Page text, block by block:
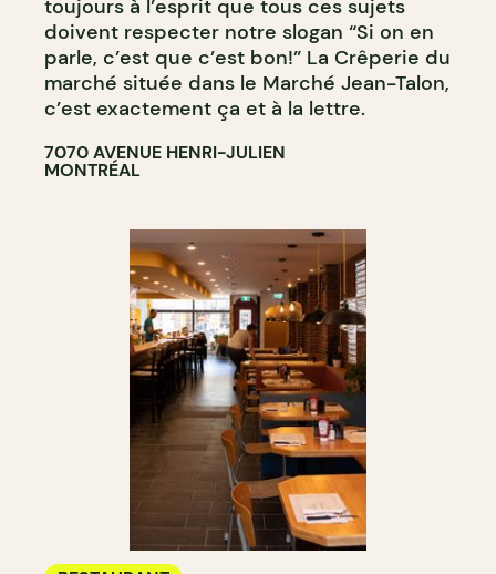
toujours à l’esprit que tous ces sujets
doivent respecter notre slogan “Si on en
parle, c’est que c’est bon!” La Crêperie du
marché située dans le Marché Jean-Talon,
c’est exactement ça et à la lettre.
7070 AVENUE HENRI-JULIEN
MONTRÉAL